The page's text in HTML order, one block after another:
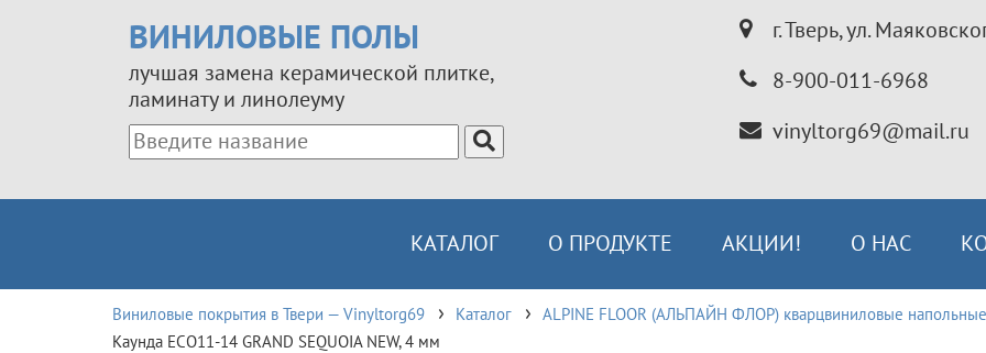
ВИНИЛОВЫЕ ПОЛЫ
лучшая замена керамической плитке,
ламинату и линолеуму
г. Тверь, ул.
8-900-011-6968
vinyltorg69@mail.ru
КАТАЛОГ О ПРОДУКТЕ АКЦИИ! О НАС
Виниловые покрытия в Твери — Vinyltorg69 Каталог
ALPINE FLOOR (АЛЬПАЙН ФЛОР) кварцвиниловые
Каунда ЕСО11-14 GRAND SEQUOIA NEW, 4 мм